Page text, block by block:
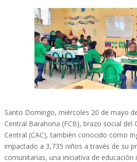
Santo Domingo, miércoles 20 de mayo
Central Barahona (FCB), brazo social del
Central (CAC), también conocido como
impactado a 3,735 niños a través de su
comunitarias, una iniciativa de educación